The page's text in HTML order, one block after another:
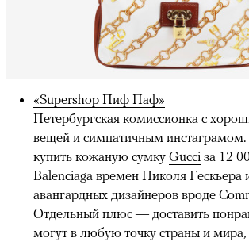
«Supershop Пиф Паф»
Петербургская комиссионка с
вещей и симпатичным
купить кожаную сумку Gucci за 12
Balenciaga времен Николя Гескьера
авангардных дизайнеров вроде
Отдельный плюс — доставить
могут в любую точку страны и мира,